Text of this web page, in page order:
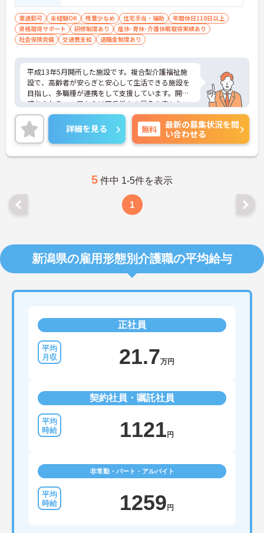
車通勤可 未経験OK 残業少なめ 住宅手当・補助
年間休日110日以上
資格取得サポート
研修制度あり
産休･育休･介護休暇取得実績あり
社会保険完備
交通費支給 退職金制度あり
平成13年5月開所した施設です。複合型介護福祉施
設で、高齢者が安らぎと安心して生活できる施設を
目指し、多職種が連携をして支援しています。開放
感あふれるフロアからは四季折々の景色を楽しむこ
ともでき、職員も過ごしやすい環境です。日勤の
み、残業も少なく、メリハリつけて働けます。未経
験の方へもやさしく指導してくださり安心してスタ
ートしていただけます。ご興味のある方には、面接
対策ポイントなど、さらに詳細をお話しいたします
詳細を見る 無料
最新の募集状況を問
い合わせる
5 件中 1-5件を表示
1
新潟県の雇用形態別介護職の平均給与
正社員
21.7万円
契約社員・嘱託社員
1121 円
非常勤・パート・アルバイト
1259 円